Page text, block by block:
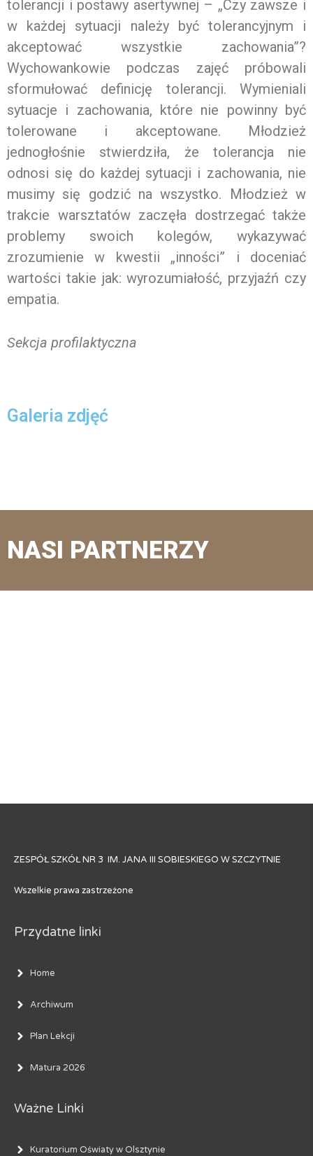
tolerancji i postawy asertywnej – „Czy zawsze i
w każdej sytuacji należy być tolerancyjnym i
akceptować wszystkie zachowania”?
Wychowankowie podczas zajęć próbowali
sformułować definicję tolerancji. Wymieniali
sytuacje i zachowania, które nie powinny być
tolerowane i akceptowane. Młodzież
jednogłośnie stwierdziła, że tolerancja nie
odnosi się do każdej sytuacji i zachowania, nie
musimy się godzić na wszystko. Młodzież w
trakcie warsztatów zaczęła dostrzegać także
problemy swoich kolegów, wykazywać
zrozumienie w kwestii „inności” i doceniać
wartości takie jak: wyrozumiałość, przyjaźń czy
empatia.
Sekcja profilaktyczna
Galeria zdjęć
NASI PARTNERZY
ZESPÓŁ SZKÓŁ NR 3 IM. JANA III SOBIESKIEGO W SZCZYTNIE
Wszelkie prawa zastrzeżone
Przydatne linki
Home
Archiwum
Plan Lekcji
Matura 2026
Ważne Linki
Kuratorium Oświaty w Olsztynie